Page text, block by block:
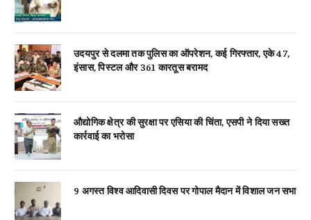
उदयपुर से दलमा तक पुलिस का ऑपरेशन, कई गिरफ्तार, एके 47,
इंसास, पिस्टल और 361 कारतूस बरामद
औद्योगिक क्षेत्र की सुरक्षा पर एसिया की चिंता, एसपी ने दिया सख्त
कार्रवाई का भरोसा
9 अगस्त विश्व आदिवासी दिवस पर गोपाल मैदान में विशाल जन सभा